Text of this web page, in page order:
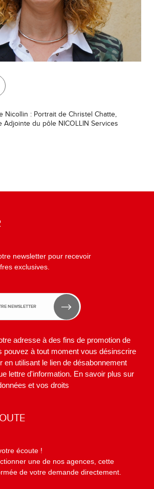
Nicollin : Portrait de Christel Chatte,
Adjointe du pôle NICOLLIN Services
newsletter pour recevoir
exclusives.
adresse à des fins de promotion de
pouvez à tout moment vous désinscrire
en utilisant le lien de désabonnement
lettre d'information. En savoir plus sur
et vos droits
écoute !
une de nos agences, cette
de votre demande directement.